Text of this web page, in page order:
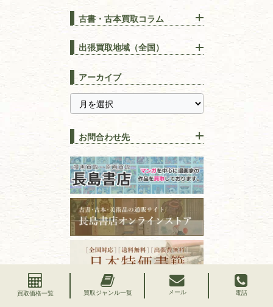
買取価格一覧 買取ジャンル一覧 メール 電話
漢方・鍼灸・東洋医学
易学・占い
スピリチュアル・
全集・
趣味・教養
書道
拓本・法帖・碑帖
篆刻・印譜
書道具
美術書・アート本・
デザイン本
古書・古本買取コラム
りOK！効率的に売る方法
宅配買取は古本を送るだけ！
長島書店の便利な買取サービ
ス
【持ち込み買取】店頭で簡単
に古本を売るメリットとは？
上手な売り方のコツを解説
古本の保管方法と劣化する原
因！適切な管理で長持ちさせ
るコツ
古本は汚れていると買取でき
ない？適切な保管方法とクリ
ーニング！
ISBNコードとは？書籍の識別
番号の意味と役割を解説
価値ある古書を売るポイント
と注意点
出張買取地域（全国）
東京都
千葉県
神奈川県
静岡県
山梨県
新潟県
長野県
愛知県
石川県
福井県
福島県
富山県
青森県
岩手県
宮城県
秋田県
山形県
岐阜県
三重県
滋賀県
京都府
大阪府
アーカイブ
お問合わせ先
古本買取専門店 長島書店
フリーダイヤル：0120-414-548
電話：03-3512-8115
FAX：03-3512-8116
古物商許可：東京都公安委員会 第
301028901712号
古物商名称：有限会社長島書店